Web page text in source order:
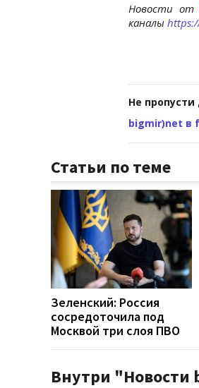
Новости от
каналы
Не
bigmir)net в
Статьи по теме
Зеленский: Россия
сосредоточила под
Москвой три слоя ПВО
Внутри "Новости